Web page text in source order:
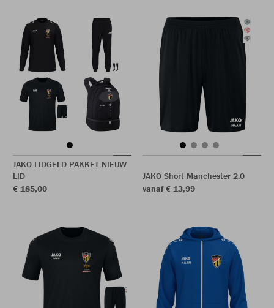
JAKO LIDGELD PAKKET NIEUW
LID
€ 185,00
JAKO Short Manchester 2.0
vanaf € 13,99